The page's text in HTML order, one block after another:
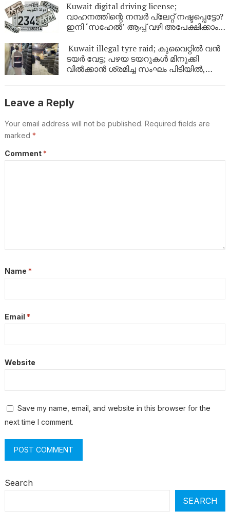
Kuwait digital driving license;
വാഹനത്തിന്റെ നമ്പര്‍ പ്ലേറ്റ് നഷ്ടപ്പെട്ടോ?
ഇനി ‘സഹേൽ’ ആപ്പ് വഴി അപേക്ഷിക്കാം;
ഉടൻ
Kuwait illegal tyre raid; കുവൈറ്റിൽ വൻ
ടയർ വേട്ട; പഴയ ടയറുകൾ മിനുക്കി
വിൽക്കാൻ ശ്രമിച്ച സംഘം പിടിയിൽ,
Leave a Reply
Your email address will not be published. Required fields are
marked *
Comment *
Name *
Email *
Website
Save my name, email, and website in this browser for the
next time I comment.
Search
SEARCH